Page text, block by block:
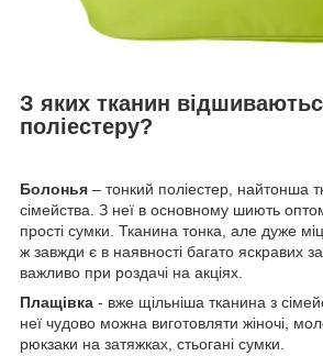
З яких тканин
поліестеру?
Болонья – тонкий поліестер, найтонша
сімейства. З неї в основному шиють
прості сумки. Тканина тонка, але дуже
ж завжди є в наявності багато яскравих
важливо при роздачі на акціях.
Плащівка - вже щільніша тканина з
неї чудово можна виготовляти жіночі,
рюкзаки на затяжках, стьогані сумки.